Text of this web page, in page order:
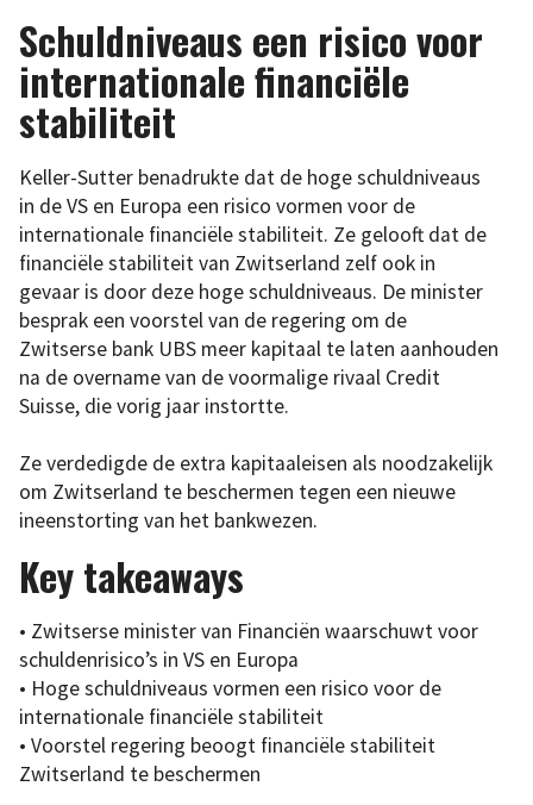
Schuldniveaus een risico voor
internationale financiële
stabiliteit
Keller-Sutter benadrukte dat de hoge schuldniveaus
in de VS en Europa een risico vormen voor de
internationale financiële stabiliteit. Ze gelooft dat de
financiële stabiliteit van Zwitserland zelf ook in
gevaar is door deze hoge schuldniveaus. De minister
besprak een voorstel van de regering om de
Zwitserse bank UBS meer kapitaal te laten aanhouden
na de overname van de voormalige rivaal Credit
Suisse, die vorig jaar instortte.
Ze verdedigde de extra kapitaaleisen als noodzakelijk
om Zwitserland te beschermen tegen een nieuwe
ineenstorting van het bankwezen.
Key takeaways
• Zwitserse minister van Financiën waarschuwt voor
schuldenrisico’s in VS en Europa
• Hoge schuldniveaus vormen een risico voor de
internationale financiële stabiliteit
• Voorstel regering beoogt financiële stabiliteit
Zwitserland te beschermen